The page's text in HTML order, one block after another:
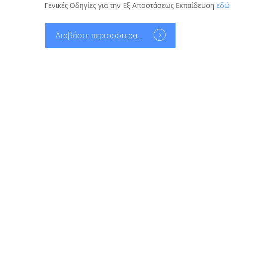
Γενικές Οδηγίες για την Εξ Αποστάσεως Εκπαίδευση εδώ
Διαβάστε περισσότερα...